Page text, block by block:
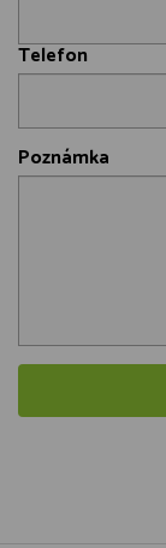
Telefon
Poznámka